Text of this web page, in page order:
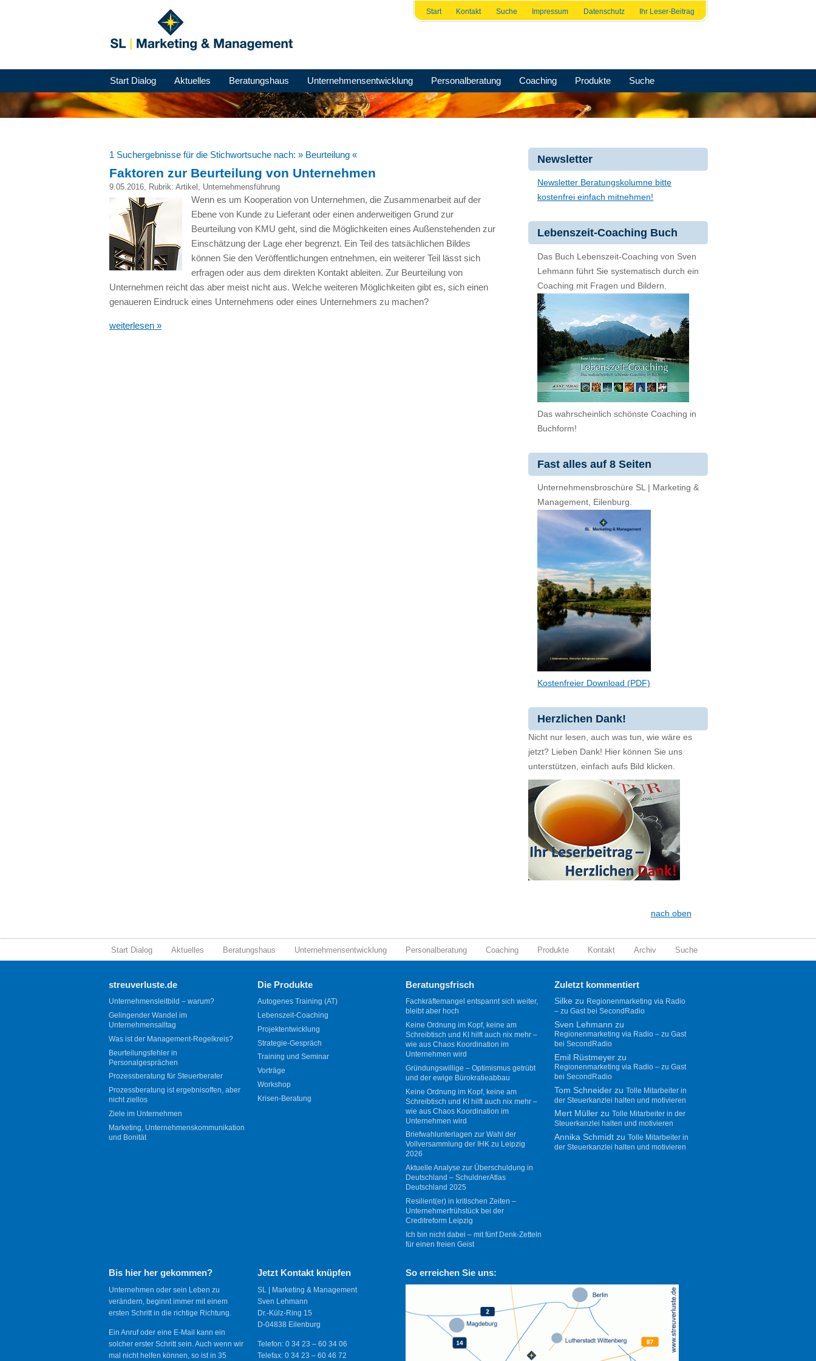
Start Kontakt Suche Impressum Datenschutz Ihr Leser-Beitrag
Start Dialog Aktuelles Beratungshaus Unternehmensentwicklung Personalberatung Coaching Produkte Suche
1 Suchergebnisse für die Stichwortsuche nach: » Beurteilung «
Faktoren zur Beurteilung von Unternehmen
9.05.2016, Rubrik: Artikel , Unternehmensführung
Wenn es um Kooperation von Unternehmen, die Zusammenarbeit auf der
Ebene von Kunde zu Lieferant oder einen anderweitigen Grund zur
Beurteilung von KMU geht, sind die Möglichkeiten eines Außenstehenden zur
Einschätzung der Lage eher begrenzt. Ein Teil des tatsächlichen Bildes
können Sie den Veröffentlichungen entnehmen, ein weiterer Teil lässt sich
erfragen oder aus dem direkten Kontakt ableiten. Zur Beurteilung von
Unternehmen reicht das aber meist nicht aus. Welche weiteren Möglichkeiten gibt es, sich einen
genaueren Eindruck eines Unternehmens oder eines Unternehmers zu machen?
weiterlesen »
Newsletter
Newsletter Beratungskolumne bitte
kostenfrei einfach mitnehmen!
Lebenszeit-Coaching Buch
Das Buch Lebenszeit-Coaching von Sven
Lehmann führt Sie systematisch durch ein
Coaching mit Fragen und Bildern.
Das wahrscheinlich schönste Coaching in
Buchform!
Fast alles auf 8 Seiten
Unternehmensbroschüre SL | Marketing &
Management, Eilenburg.
Kostenfreier Download (PDF)
Herzlichen Dank!
Nicht nur lesen, auch was tun, wie wäre es
jetzt? Lieben Dank! Hier können Sie uns
unterstützen, einfach aufs Bild klicken.
nach oben
Start Dialog Aktuelles Beratungshaus Unternehmensentwicklung Personalberatung Coaching Produkte Kontakt Archiv Suche
streuverluste.de
Unternehmensleitbild – warum?
Gelingender Wandel im
Unternehmensalltag
Was ist der Management-Regelkreis?
Beurteilungsfehler in
Personalgesprächen
Prozessberatung für Steuerberater
Prozessberatung ist ergebnisoffen, aber
nicht ziellos
Ziele im Unternehmen
Marketing, Unternehmenskommunikation
und Bonität
Die Produkte
Autogenes Training (AT)
Lebenszeit-Coaching
Projektentwicklung
Strategie-Gespräch
Training und Seminar
Vorträge
Workshop
Krisen-Beratung
Beratungsfrisch
Fachkräftemangel entspannt sich weiter,
bleibt aber hoch
Keine Ordnung im Kopf, keine am
Schreibtisch und KI hilft auch nix mehr –
wie aus Chaos Koordination im
Unternehmen wird
Gründungswillige – Optimismus getrübt
und der ewige Bürokratieabbau
Keine Ordnung im Kopf, keine am
Schreibtisch und KI hilft auch nix mehr –
wie aus Chaos Koordination im
Unternehmen wird
Briefwahlunterlagen zur Wahl der
Vollversammlung der IHK zu Leipzig
2026
Aktuelle Analyse zur Überschuldung in
Deutschland – SchuldnerAtlas
Deutschland 2025
Resilient(er) in kritischen Zeiten –
Unternehmerfrühstück bei der
Creditreform Leipzig
Ich bin nicht dabei – mit fünf Denk-Zetteln
für einen freien Geist
Zuletzt kommentiert
Silkezu Regionenmarketing via Radio
– zu Gast bei SecondRadio
Sven Lehmann zu
Regionenmarketing via Radio – zu Gast
bei SecondRadio
Emil Rüstmeyerzu
Regionenmarketing via Radio – zu Gast
bei SecondRadio
Tom Schneiderzu Tolle Mitarbeiter in
der Steuerkanzlei halten und motivieren
Mert Müllerzu Tolle Mitarbeiter in der
Steuerkanzlei halten und motivieren
Annika Schmidtzu Tolle Mitarbeiter in
der Steuerkanzlei halten und motivieren
Bis hier her gekommen?
Unternehmen oder sein Leben zu
verändern, beginnt immer mit einem
ersten Schritt in die richtige Richtung.
Ein Anruf oder eine E-Mail kann ein
solcher erster Schritt sein. Auch wenn wir
mal nicht helfen können, so ist in 35
Jetzt Kontakt knüpfen
SL | Marketing & Management
Sven Lehmann
Dr.-Külz-Ring 15
D-04838 Eilenburg
Telefon: 0 34 23 – 60 34 06
Telefax: 0 34 23 – 60 46 72
So erreichen Sie uns: